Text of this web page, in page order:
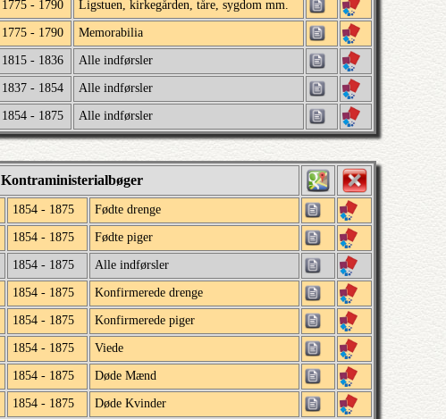
1775 - 1790 Ligstuen, kirkegården, tåre, sygdom mm.
1775 - 1790 Memorabilia
1815 - 1836 Alle indførsler
1837 - 1854 Alle indførsler
1854 - 1875 Alle indførsler
Kontraministerialbøger
1854 - 1875 Fødte drenge
1854 - 1875 Fødte piger
1854 - 1875 Alle indførsler
1854 - 1875 Konfirmerede drenge
1854 - 1875 Konfirmerede piger
1854 - 1875 Viede
1854 - 1875 Døde Mænd
1854 - 1875 Døde Kvinder